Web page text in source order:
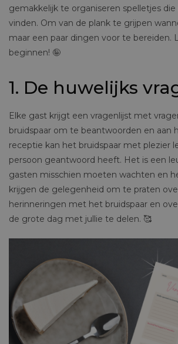
gemakkelijk te organiseren spelletjes die
vinden. Om van de plank te grijpen
maar een paar dingen voor te bereiden.
beginnen! 🤪
1. De huwelijks
Elke gast krijgt een vragenlijst met
bruidspaar om te beantwoorden en aan
receptie kan het bruidspaar met plezier
persoon geantwoord heeft. Het is een
gasten misschien moeten wachten en
krijgen de gelegenheid om te praten
herinneringen met het bruidspaar en
de grote dag met jullie te delen. 🥰